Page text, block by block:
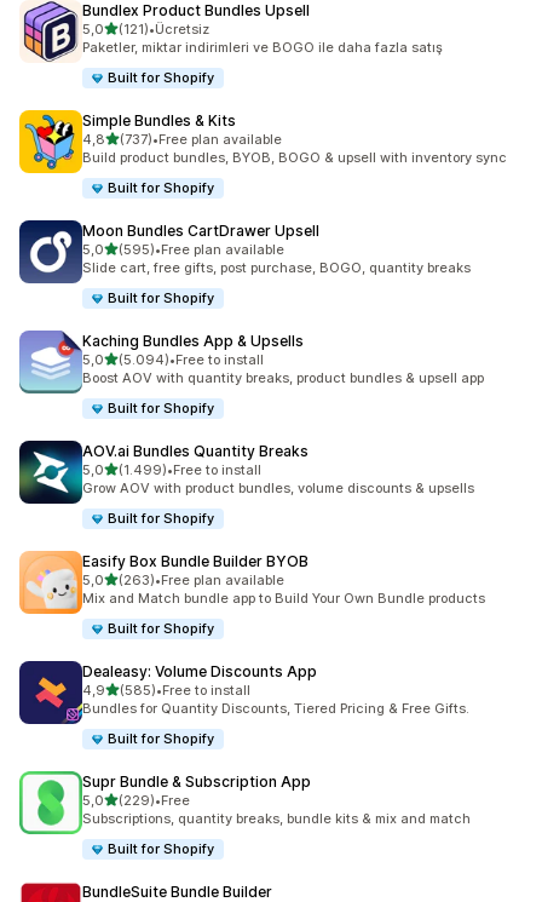
Bundlex Product Bundles Upsell
5,05 yıldız üzerinden
(121)
toplam 121 değerlendirme
•Ücretsiz
Paketler, miktar indirimleri ve BOGO ile daha fazla satış
Built for Shopify
Simple Bundles & Kits
4,85 yıldız üzerinden
(737)
toplam 737 değerlendirme
•Free plan available
Build product bundles, BYOB, BOGO & upsell with inventory sync
Built for Shopify
Moon Bundles CartDrawer Upsell
5,05 yıldız üzerinden
(595)
toplam 595 değerlendirme
•Free plan available
Slide cart, free gifts, post purchase, BOGO, quantity breaks
Built for Shopify
Kaching Bundles App & Upsells
5,05 yıldız üzerinden
(5.094)
toplam 5094 değerlendirme
•Free to install
Boost AOV with quantity breaks, product bundles & upsell app
Built for Shopify
AOV.ai Bundles Quantity Breaks
5,05 yıldız üzerinden
(1.499)
toplam 1499 değerlendirme
•Free to install
Grow AOV with product bundles, volume discounts & upsells
Built for Shopify
Easify Box Bundle Builder BYOB
5,05 yıldız üzerinden
(263)
toplam 263 değerlendirme
•Free plan available
Mix and Match bundle app to Build Your Own Bundle products
Built for Shopify
Dealeasy: Volume Discounts App
4,95 yıldız üzerinden
(585)
toplam 585 değerlendirme
•Free to install
Bundles for Quantity Discounts, Tiered Pricing & Free Gifts.
Built for Shopify
Supr Bundle & Subscription App
5,05 yıldız üzerinden
(229)
toplam 229 değerlendirme
•Free
Subscriptions, quantity breaks, bundle kits & mix and match
Built for Shopify
BundleSuite Bundle Builder